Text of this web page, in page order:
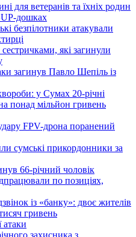
для ветеранів та їхніх родин
дошках
безпілотники атакували
які загинули
загинув Павло Шепіль із
у Сумах 20-річні
понад мільйон гривень
FPV-дрона поранений
сумські прикордонники за
66-річний чоловік
по позиціях,
із «банку»: двоє жителів
гривень
атаки
захисника з